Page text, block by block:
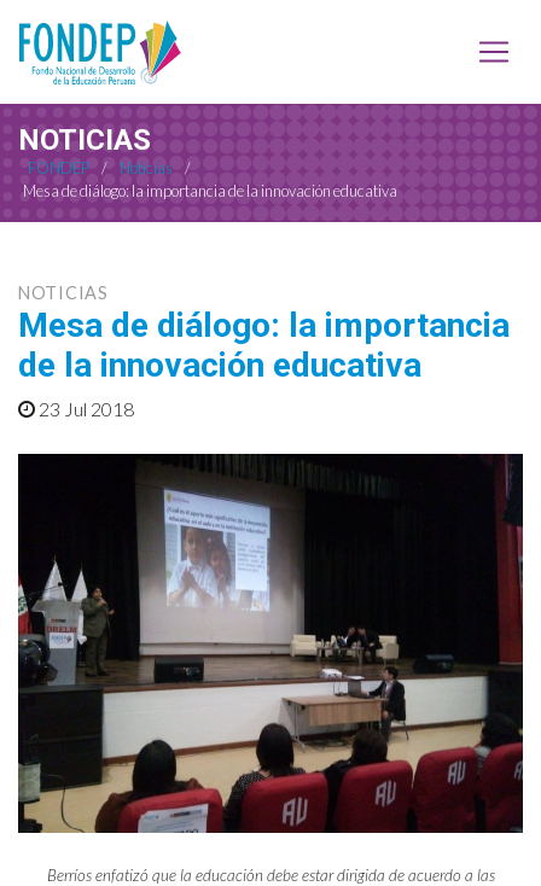
NOTICIAS
FONDEP / Noticias
/
Mesa de diálogo: la importancia de la innovación educativa
NOTICIAS
Mesa de diálogo: la importancia
de la innovación educativa
23 Jul 2018
Berríos enfatizó que la educación debe estar dirigida de acuerdo a las